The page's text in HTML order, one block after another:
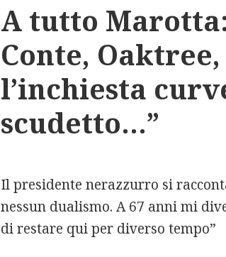
A tutto
Conte,
l’inchiesta
scudetto…”
Il presidente nerazzurro si
nessun dualismo. A 67 anni mi
di restare qui per diverso tempo”